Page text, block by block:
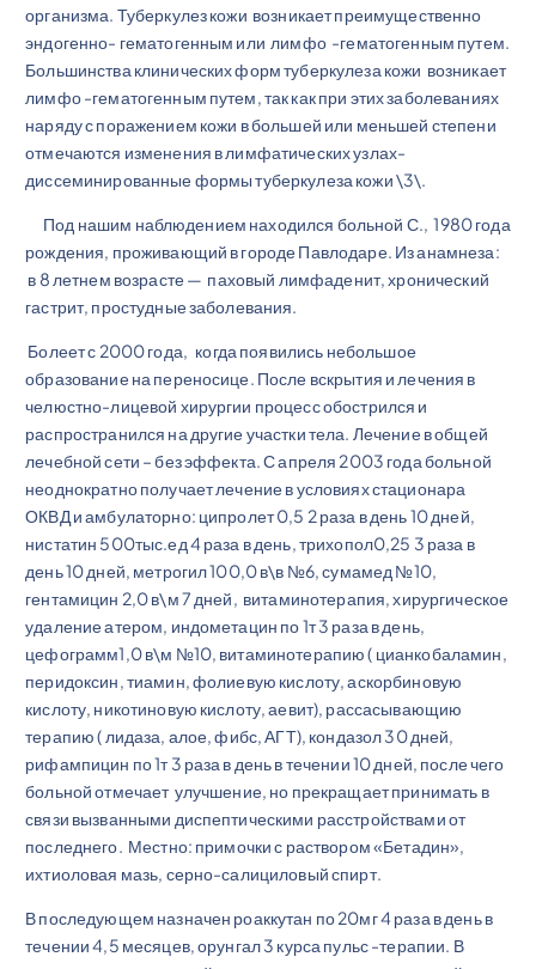
организма. Туберкулез кожи возникает преимущественно
эндогенно- гематогенным или лимфо -гематогенным путем.
Большинства клинических форм туберкулеза кожи возникает
лимфо -гематогенным путем, так как при этих заболеваниях
наряду с поражением кожи в большей или меньшей степени
отмечаются изменения в лимфатических узлах-
диссеминированные формы туберкулеза кожи \3\.
Под нашим наблюдением находился больной С., 1980 года
рождения, проживающий в городе Павлодаре. Из анамнеза:
в 8 летнем возрасте — паховый лимфаденит, хронический
гастрит, простудные заболевания.
Болеет с 2000 года, когда появились небольшое
образование на переносице. После вскрытия и лечения в
челюстно-лицевой хирургии процесс обострился и
распространился на другие участки тела. Лечение в общей
лечебной сети – без эффекта. С апреля 2003 года больной
неоднократно получает лечение в условиях стационара
ОКВД и амбулаторно: ципролет 0,5 2 раза в день 10 дней,
нистатин 500тыс.ед 4 раза в день, трихопол0,25 3 раза в
день 10 дней, метрогил 100,0 в\в №6, сумамед №10,
гентамицин 2,0 в\м 7 дней, витаминотерапия, хирургическое
удаление атером, индометацин по 1т 3 раза в день,
цефограмм1,0 в\м №10, витаминотерапию ( цианкобаламин,
перидоксин, тиамин, фолиевую кислоту, аскорбиновую
кислоту, никотиновую кислоту, аевит), рассасывающию
терапию ( лидаза, алое, фибс, АГТ), кондазол 30 дней,
рифампицин по 1т 3 раза в день в течении 10 дней, после чего
больной отмечает улучшение, но прекращает принимать в
связи вызванными диспептическими расстройствами от
последнего. Местно: примочки с раствором «Бетадин»,
ихтиоловая мазь, серно-салициловый спирт.
В последующем назначен роаккутан по 20мг 4 раза в день в
течении 4,5 месяцев, орунгал 3 курса пульс -терапии. В